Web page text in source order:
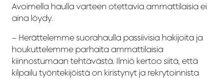
Avoimella haulla varteen otettavia ammattilaisia ei
aina löydy.
– Herättelemme suorahaulla passiivisia hakijoita ja
houkuttelemme parhaita ammattilaisia
kiinnostumaan tehtävästä. Ilmiö kertoo siitä, että
kilpailu työntekijöistä on kiristynyt ja rekrytoinnista